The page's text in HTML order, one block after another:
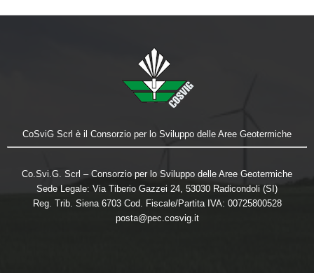
CoSviG Scrl è il Consorzio per lo Sviluppo delle Aree Geotermiche
Co.Svi.G. Scrl – Consorzio per lo Sviluppo delle Aree Geotermiche
Sede Legale: Via Tiberio Gazzei 24, 53030 Radicondoli (SI)
Reg. Trib. Siena 6703 Cod. Fiscale/Partita IVA: 00725800528
posta@pec.cosvig.it